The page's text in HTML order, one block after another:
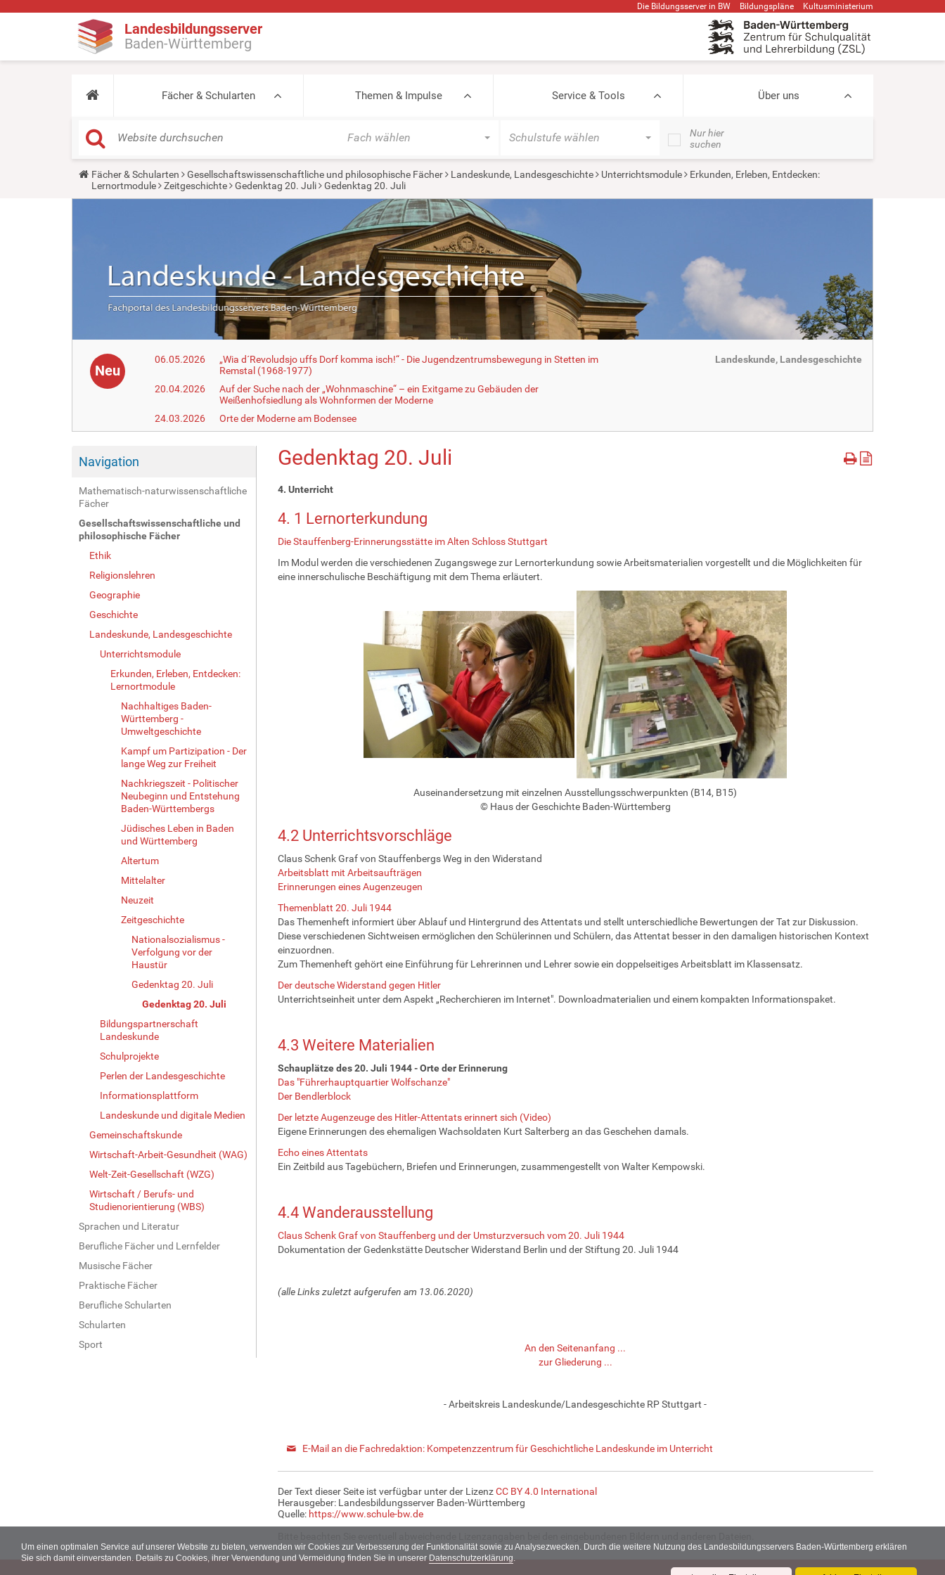
Um einen optimalen Service auf unserer Website zu bieten, verwenden wir Cookies zur Verbesserung der Funktionalität sowie zu Analysezwecken. Durch die weitere Nutzung des Landesbildungsservers Baden-Württemberg erklären
Sie sich damit einverstanden. Details zu Cookies, ihrer Verwendung und Vermeidung finden Sie in unserer Datenschutzerklärung.
Die Bildungsserver in BW Bildungspläne Kultusministerium
Landesbildungsserver
Baden-Württemberg
Fächer & Schularten Themen & Impulse Service & Tools Über uns
Fach wählen Schulstufe wählen
Nur hier
suchen
Y
u
Fächer & Schularten Gesellschaftswissenschaftliche und philosophische Fächer Landeskunde, Landesgeschichte Unterrichtsmodule
Erkunden, Erleben, Entdecken:
Lernortmodule
Zeitgeschichte Gedenktag 20. Juli Gedenktag 20. Juli
Neu
06.05.2026
„Wia d´Revoludsjo uffs Dorf komma isch!“ - Die Jugendzentrumsbewegung in Stetten im
Remstal (1968-1977)
20.04.2026
Auf der Suche nach der „Wohnmaschine“ – ein Exitgame zu Gebäuden der
Weißenhofsiedlung als Wohnformen der Moderne
24.03.2026
Orte der Moderne am Bodensee
Landeskunde, Landesgeschichte
Navigation
Mathematisch-naturwissenschaftliche
Fächer
Gesellschaftswissenschaftliche und
philosophische Fächer
Ethik
Religionslehren
Geographie
Geschichte
Landeskunde, Landesgeschichte
Unterrichtsmodule
Erkunden, Erleben, Entdecken:
Lernortmodule
Nachhaltiges Baden-
Württemberg -
Umweltgeschichte
Kampf um Partizipation - Der
lange Weg zur Freiheit
Nachkriegszeit - Politischer
Neubeginn und Entstehung
Baden-Württembergs
Jüdisches Leben in Baden
und Württemberg
Altertum
Mittelalter
Neuzeit
Zeitgeschichte
Nationalsozialismus -
Verfolgung vor der
Haustür
Gedenktag 20. Juli
Gedenktag 20. Juli
Bildungspartnerschaft
Landeskunde
Schulprojekte
Perlen der Landesgeschichte
Informationsplattform
Landeskunde und digitale Medien
Gemeinschaftskunde
Wirtschaft-Arbeit-Gesundheit (WAG)
Welt-Zeit-Gesellschaft (WZG)
Wirtschaft / Berufs- und
Studienorientierung (WBS)
Sprachen und Literatur
Berufliche Fächer und Lernfelder
Musische Fächer
Praktische Fächer
Berufliche Schularten
Schularten
Sport
Gedenktag 20. Juli
4. Unterricht
4. 1 Lernorterkundung
Die Stauffenberg-Erinnerungsstätte im Alten Schloss Stuttgart
Im Modul werden die verschiedenen Zugangswege zur Lernorterkundung sowie Arbeitsmaterialien vorgestellt und die Möglichkeiten für
eine innerschulische Beschäftigung mit dem Thema erläutert.
Auseinandersetzung mit einzelnen Ausstellungsschwerpunkten (B14, B15)
© Haus der Geschichte Baden-Württemberg
4.2 Unterrichtsvorschläge
Claus Schenk Graf von Stauffenbergs Weg in den Widerstand
Arbeitsblatt mit Arbeitsaufträgen
Erinnerungen eines Augenzeugen
Themenblatt 20. Juli 1944
Das Themenheft informiert über Ablauf und Hintergrund des Attentats und stellt unterschiedliche Bewertungen der Tat zur Diskussion.
Diese verschiedenen Sichtweisen ermöglichen den Schülerinnen und Schülern, das Attentat besser in den damaligen historischen Kontext
einzuordnen.
Zum Themenheft gehört eine Einführung für Lehrerinnen und Lehrer sowie ein doppelseitiges Arbeitsblatt im Klassensatz.
Der deutsche Widerstand gegen Hitler
Unterrichtseinheit unter dem Aspekt „Recherchieren im Internet". Downloadmaterialien und einem kompakten Informationspaket.
4.3 Weitere Materialien
Schauplätze des 20. Juli 1944 - Orte der Erinnerung
Das "Führerhauptquartier Wolfschanze"
Der Bendlerblock
Der letzte Augenzeuge des Hitler-Attentats erinnert sich (Video)
Eigene Erinnerungen des ehemaligen Wachsoldaten Kurt Salterberg an das Geschehen damals.
Echo eines Attentats
Ein Zeitbild aus Tagebüchern, Briefen und Erinnerungen, zusammengestellt von Walter Kempowski.
4.4 Wanderausstellung
Claus Schenk Graf von Stauffenberg und der Umsturzversuch vom 20. Juli 1944
Dokumentation der Gedenkstätte Deutscher Widerstand Berlin und der Stiftung 20. Juli 1944
(alle Links zuletzt aufgerufen am 13.06.2020)
An den Seitenanfang ...
zur Gliederung ...
- Arbeitskreis Landeskunde/Landesgeschichte RP Stuttgart -
E-Mail an die Fachredaktion: Kompetenzzentrum für Geschichtliche Landeskunde im Unterricht
Der Text dieser Seite ist verfügbar unter der LizenzCC BY 4.0 International
Herausgeber: Landesbildungsserver Baden-Württemberg
Quelle: https://www.schule-bw.de